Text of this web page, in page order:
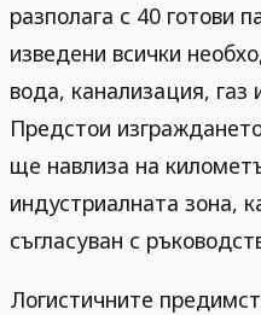
разполага с 40 готови
изведени всички
вода, канализация,
Предстои
ще навлиза на
индустриалната зона,
съгласуван с
Логистичните